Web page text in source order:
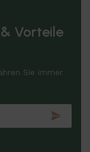
Vorteile
Sie immer